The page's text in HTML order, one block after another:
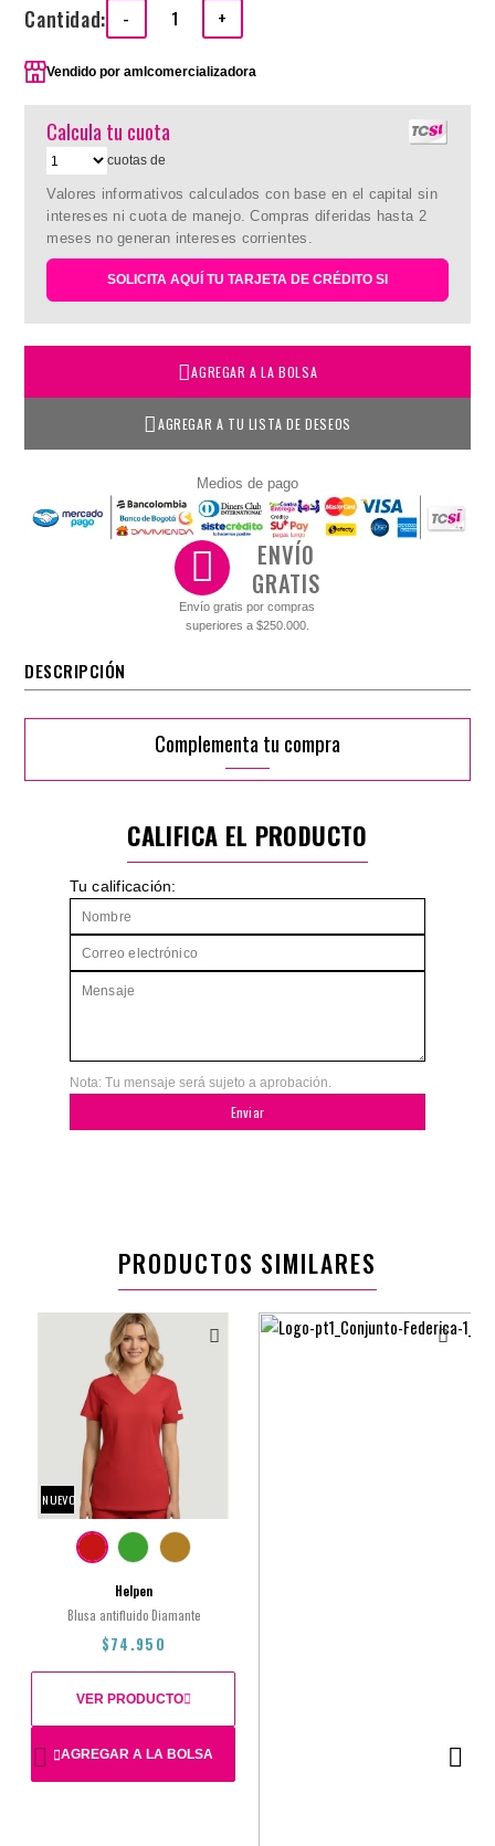
Cantidad: - +
Vendido poramlcomercializadora
Calcula tu cuota
cuotas de
Valores informativos calculados con base en el capital sin
intereses ni cuota de manejo. Compras diferidas hasta 2
meses no generan intereses corrientes.
SOLICITA AQUÍ TU TARJETA DE CRÉDITO SI
AGREGAR A LA BOLSA
AGREGAR A TU LISTA DE DESEOS
Medios de pago
ENVÍO
GRATIS
Envío gratis por compras
superiores a $250.000.
DESCRIPCIÓN
Complementa tu compra
CALIFICA EL PRODUCTO
Tu calificación:
Nota: Tu mensaje será sujeto a aprobación.
Enviar
PRODUCTOS SIMILARES
NUEVO
Helpen
Blusa antifluido Diamante
$74.950
AGREGAR A LA BOLSA
VER PRODUCTO